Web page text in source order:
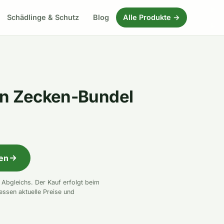
Schädlinge & Schutz Blog Alle Produkte →
Zecken-Bundel
Der Kauf erfolgt beim
aktuelle Preise und